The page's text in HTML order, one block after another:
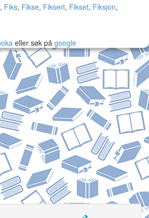
, Fiks, Fikse, Fiksert, Fikset, Fiksjon,
eller søk på google